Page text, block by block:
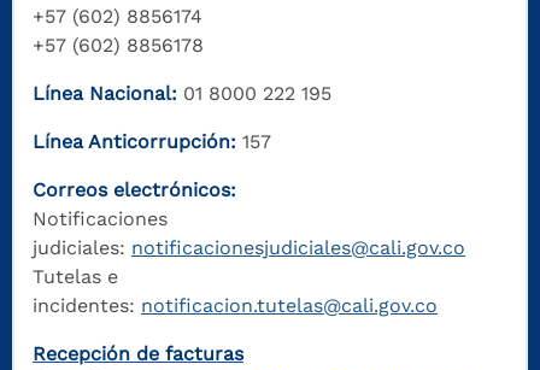
+57 (602) 8856174
+57 (602) 8856178
Línea Nacional: 01 8000 222 195
Línea Anticorrupción: 157
Correos electrónicos:
Notificaciones
judiciales: notificacionesjudiciales@cali.gov.co
Tutelas e
incidentes: notificacion.tutelas@cali.gov.co
Recepción de facturas